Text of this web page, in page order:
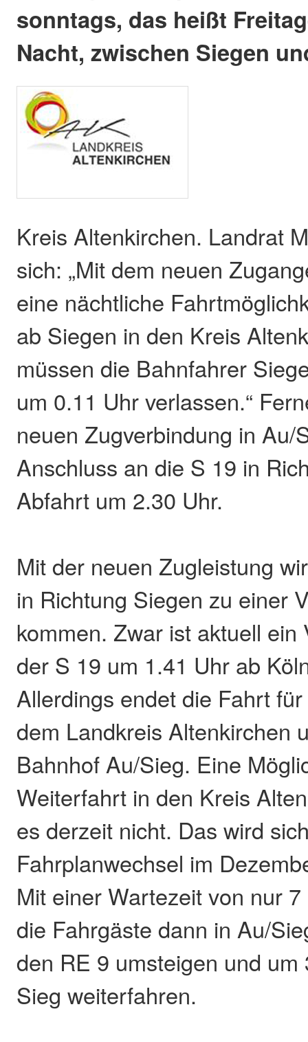
sonntags, das heißt
Nacht, zwischen Siegen
Kreis Altenkirchen. Landrat
sich: „Mit dem neuen
eine nächtliche
ab Siegen in den Kreis
müssen die Bahnfahrer
um 0.11 Uhr verlassen.“
neuen Zugverbindung in Au/
Anschluss an die S 19 in
Abfahrt um 2.30 Uhr.
Mit der neuen Zugleistung
in Richtung Siegen zu einer
kommen. Zwar ist aktuell ein
der S 19 um 1.41 Uhr ab
Allerdings endet die Fahrt
dem Landkreis Altenkirchen
Bahnhof Au/Sieg. Eine
Weiterfahrt in den Kreis
es derzeit nicht. Das wird
Fahrplanwechsel im
Mit einer Wartezeit von nur
die Fahrgäste dann in Au/
den RE 9 umsteigen und
Sieg weiterfahren.